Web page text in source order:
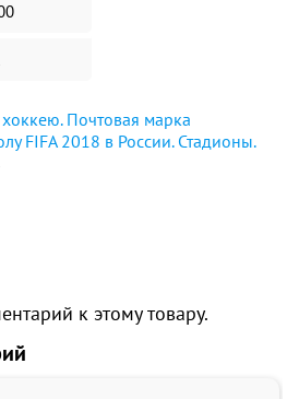
Почтовая марка
FIFA 2018 в России. Стадионы.
к этому товару.